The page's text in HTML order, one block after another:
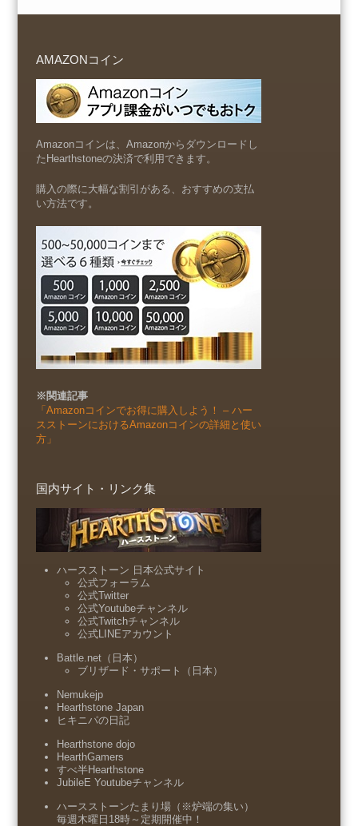
AMAZONコイン
Amazonコインは、Amazonからダウンロードし
たHearthstoneの決済で利用できます。
購入の際に大幅な割引がある、おすすめの支払
い方法です。
※関連記事
「Amazonコインでお得に購入しよう！ – ハー
スストーンにおけるAmazonコインの詳細と使い
方」
国内サイト・リンク集
ハースストーン 日本公式サイト
公式フォーラム
公式Twitter
公式Youtubeチャンネル
公式Twitchチャンネル
公式LINEアカウント
Battle.net（日本）
ブリザード・サポート（日本）
Nemukejp
Hearthstone Japan
ヒキニパの日記
Hearthstone dojo
HearthGamers
すべ半Hearthstone
JubileE Youtubeチャンネル
ハースストーンたまり場（※炉端の集い）
毎週木曜日18時～定期開催中！